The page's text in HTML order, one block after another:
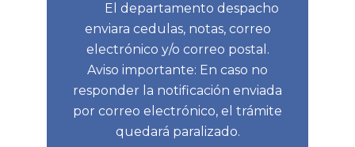
El departamento despacho
enviara cedulas, notas, correo
electrónico y/o correo postal.
Aviso importante: En caso no
responder la notificación enviada
por correo electrónico, el trámite
quedará paralizado.